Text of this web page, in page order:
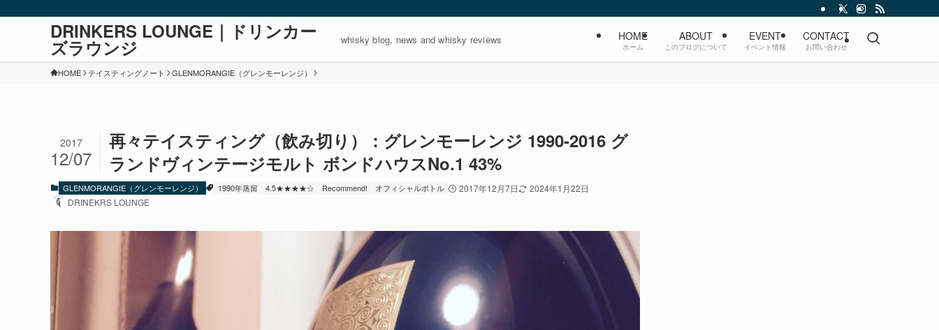
DRINKERS LOUNGE｜ドリンカー
ズラウンジ whisky blog, news and whisky reviews HOME
ホーム
ABOUT
このブログについて
EVENT
イベント情報
CONTACT
お問い合わせ
HOME テイスティングノート GLENMORANGIE（グレンモーレンジ）
再々テイスティング（飲み切り）：グレンモーレンジ 1990-2016 グ
ランドヴィンテージモルト ボンドハウスNo.1 43%
2017
12/07
GLENMORANGIE（グレンモーレンジ） 1990年蒸留 4.5★★★★☆ Recommend! オフィシャルボトル 2017年12月7日
2024年1月22日
DRINEKRS LOUNGE